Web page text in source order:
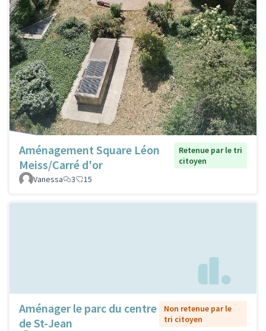
Aménagement Square Léon
Meiss/Carré d'or
Retenue par le tri
citoyen
Vanessa
3 15
Aménager le parc du centre
de St-Jean
Non retenue par le
tri citoyen